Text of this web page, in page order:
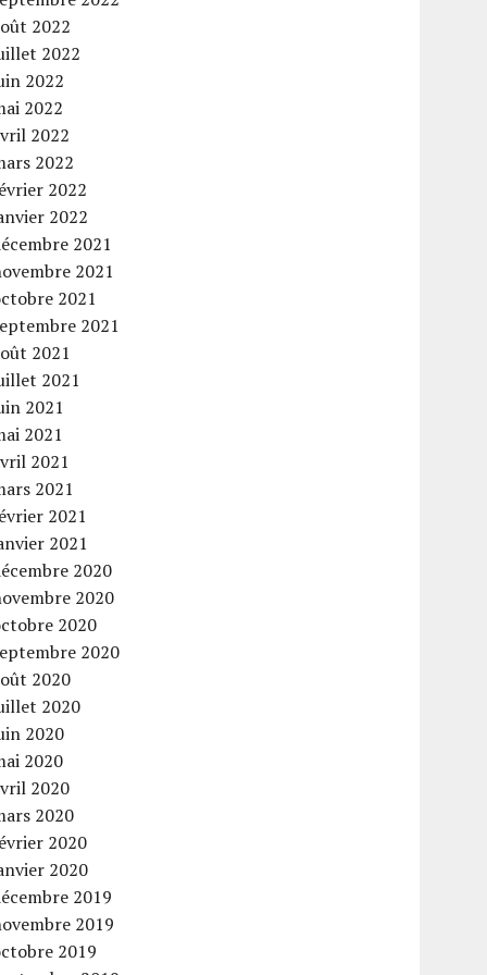
2022
2022
2022
2022
2022
2022
2022
2022
2021
2021
2021
2021
2021
2021
2021
2021
2021
2021
2021
2021
2020
2020
2020
2020
2020
2020
2020
2020
2020
2020
2020
2020
2019
2019
2019